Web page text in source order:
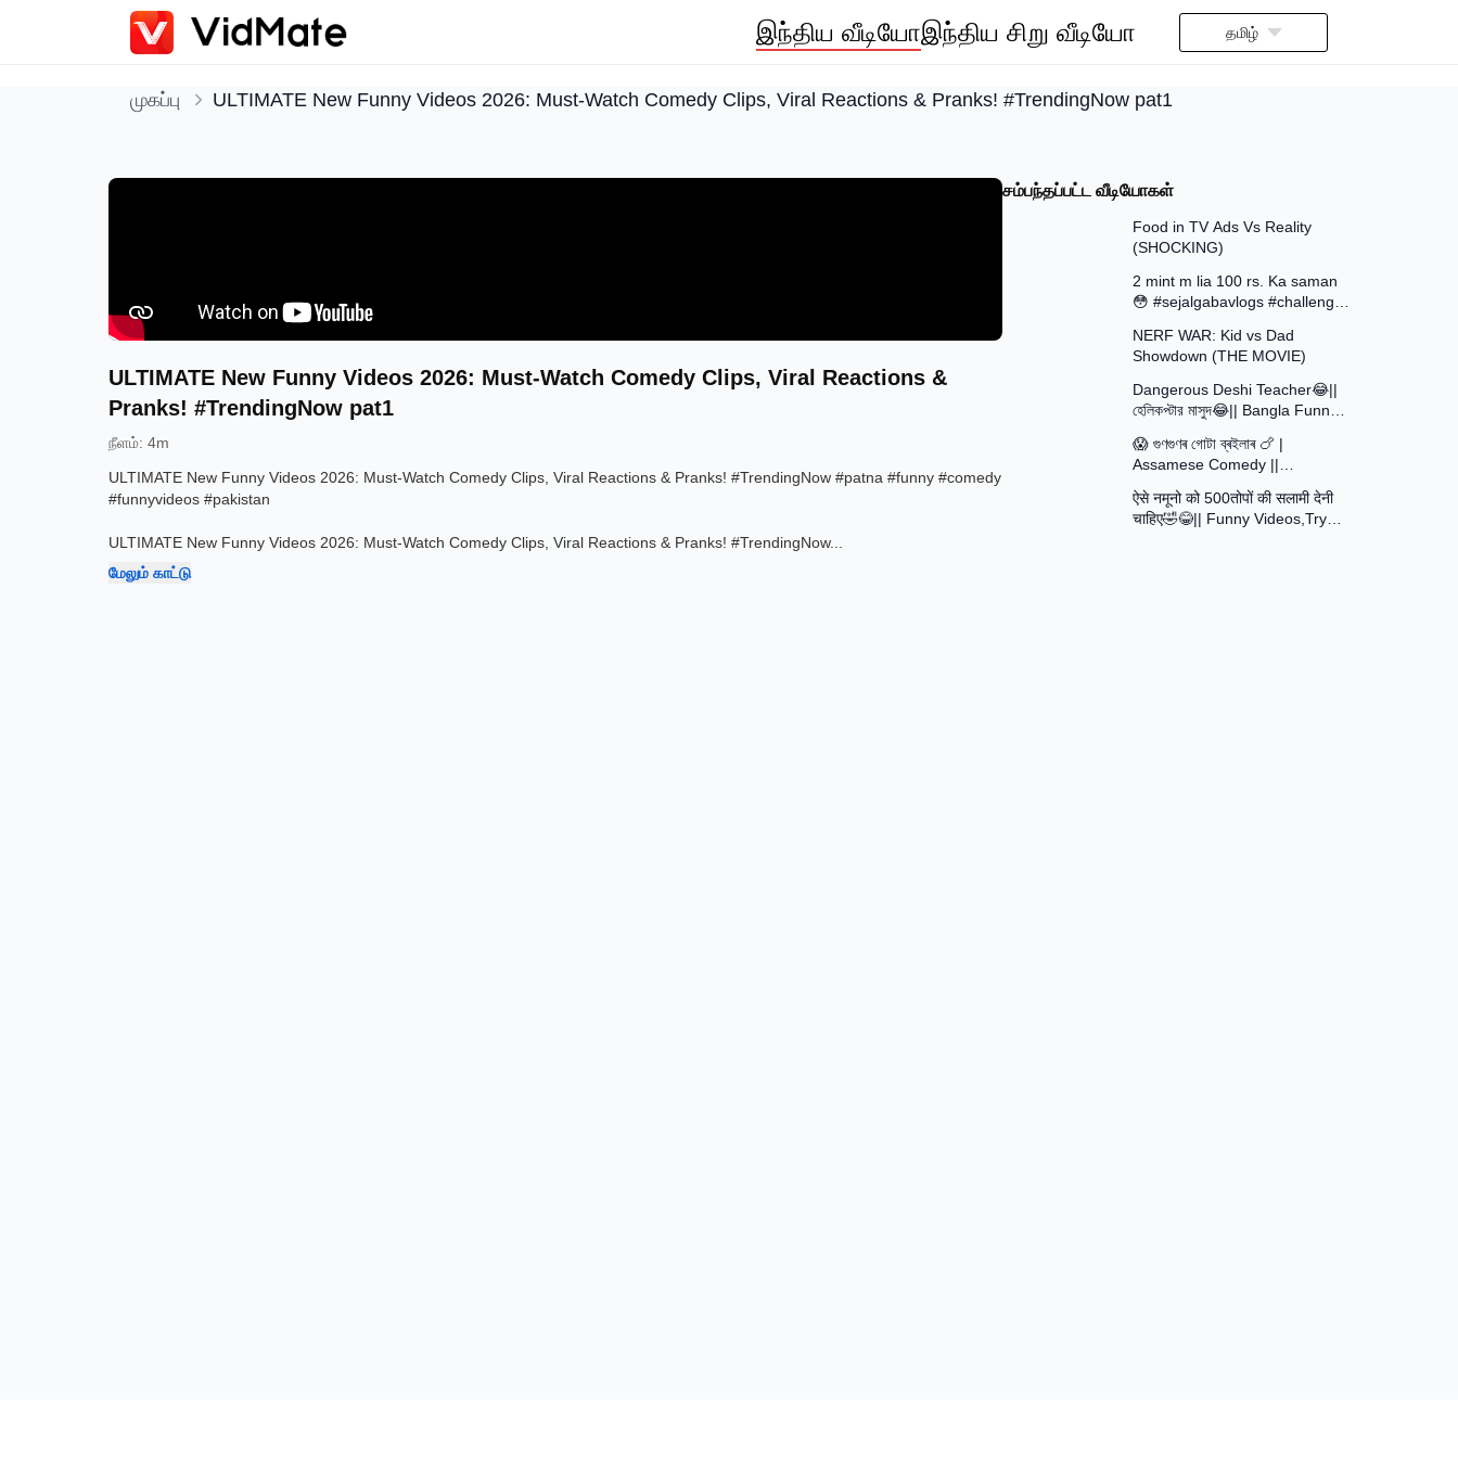
இந்திய வீடியோஇந்திய சிறு வீடியோ தமிழ்
முகப்பு ULTIMATE New Funny Videos 2026: Must-Watch Comedy Clips, Viral Reactions & Pranks! #TrendingNow pat1
ULTIMATE New Funny Videos 2026: Must-Watch Comedy Clips, Viral Reactions &
Pranks! #TrendingNow pat1
நீளம்: 4m
ULTIMATE New Funny Videos 2026: Must-Watch Comedy Clips, Viral Reactions & Pranks! #TrendingNow #patna #funny #comedy
#funnyvideos #pakistan
ULTIMATE New Funny Videos 2026: Must-Watch Comedy Clips, Viral Reactions & Pranks! #TrendingNow...
மேலும் காட்டு
சம்பந்தப்பட்ட வீடியோகள்
13:58
Food in TV Ads Vs Reality
(SHOCKING)
2 mint m lia 100 rs. Ka saman
😳 #sejalgabavlogs #challenge
NERF WAR: Kid vs Dad
Showdown (THE MOVIE)
Dangerous Deshi Teacher😂||
হেলিকপ্টার মাসুদ😂|| Bangla Funny
😱 গুণগুণৰ গোটা ব্ৰইলাৰ 🍗 |
Assamese Comedy ||
Assamese Short Film
ऐसे नमूनो को 500तोपों की सलामी देनी
चाहिए🤣😂|| Funny Videos,Try